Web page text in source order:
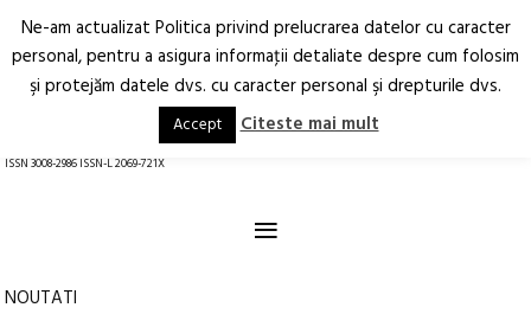
Arhitectură.
Oraș.
RO EN
ISSN 3008-2986 ISSN-L 2069-721X
≡
NOUTATI
Ne-am actualizat Politica privind prelucrarea datelor cu caracter
personal, pentru a asigura informaţii detaliate despre cum folosim
şi protejăm datele dvs. cu caracter personal şi drepturile dvs.
Accept Citeste mai mult